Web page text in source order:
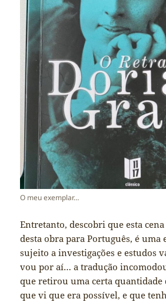
O meu exemplar…
Entretanto, descobri que esta
desta obra para Português, é uma
sujeito a investigações e estudos
vou por aí… a tradução
que retirou uma certa quantidade
que vi que era possível, e que